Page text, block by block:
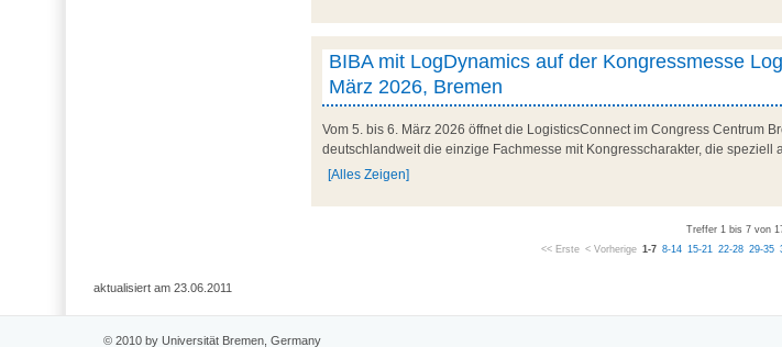
BIBA mit LogDynamics auf der Kongressmesse
März 2026, Bremen
Vom 5. bis 6. März 2026 öffnet die LogisticsConnect im Congress Centrum
deutschlandweit die einzige Fachmesse mit Kongresscharakter, die speziell
[Alles Zeigen]
Treffer 1 bis 7 von
<< Erste < Vorherige 1-7 8-14 15-21 22-28 29-35
aktualisiert am 23.06.2011
© 2010 by Universität Bremen, Germany